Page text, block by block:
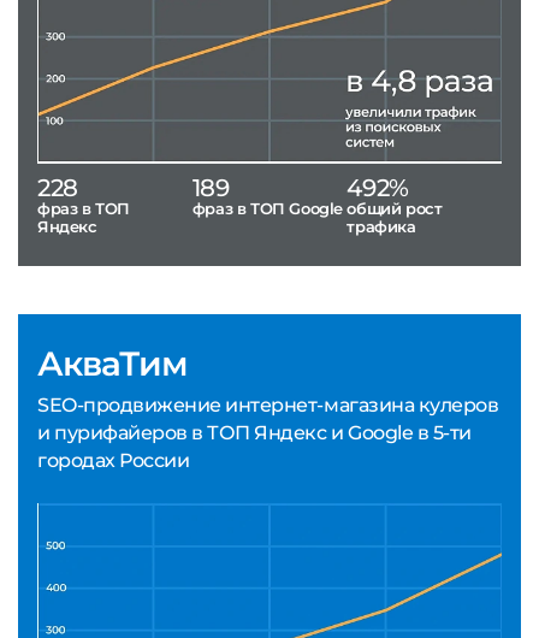
АкваТим
SEO-продвижение интернет-магазина кулеров
и пурифайеров в ТОП Яндекс и Google в 5-ти
городах России
228
фраз в ТОП
Яндекс
189
фраз в ТОП Google
492%
общий рост
трафика